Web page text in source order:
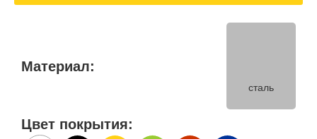
Материал:
сталь
Цвет покрытия: